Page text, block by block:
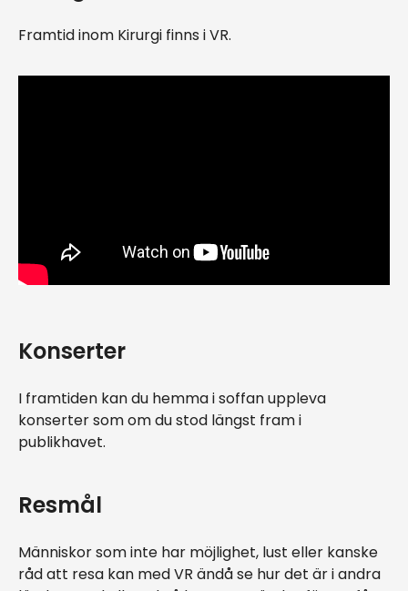
Framtid inom Kirurgi finns i VR.
Konserter
I framtiden kan du hemma i soffan uppleva
konserter som om du stod längst fram i
publikhavet.
Resmål
Människor som inte har möjlighet, lust eller kanske
råd att resa kan med VR ändå se hur det är i andra